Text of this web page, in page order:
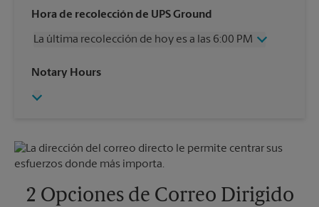
Miércoles
6:00 PM
Viernes
6:00 PM
Domingo
Hora de recolección de UPS Ground
La última recolección de hoy es a las 6:00 PM
Miércoles
Viernes
Lunes
6:00 PM
Martes
6:00 PM
Notary Hours
2 Opciones de Correo Dirigido